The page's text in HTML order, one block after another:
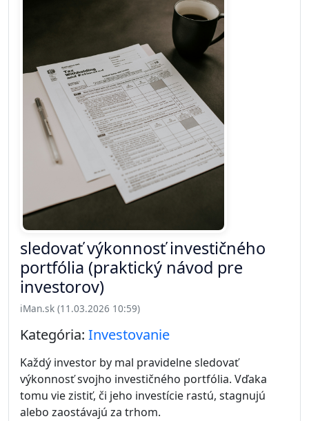
sledovať výkonnosť investičného
portfólia (praktický návod pre
investorov)
iMan.sk (11.03.2026 10:59)
Kategória: Investovanie
Každý investor by mal pravidelne sledovať
výkonnosť svojho investičného portfólia. Vďaka
tomu vie zistiť, či jeho investície rastú, stagnujú
alebo zaostávajú za trhom.